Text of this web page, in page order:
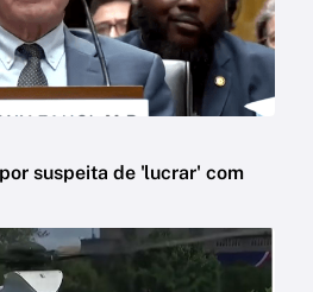
suspeita de 'lucrar' com